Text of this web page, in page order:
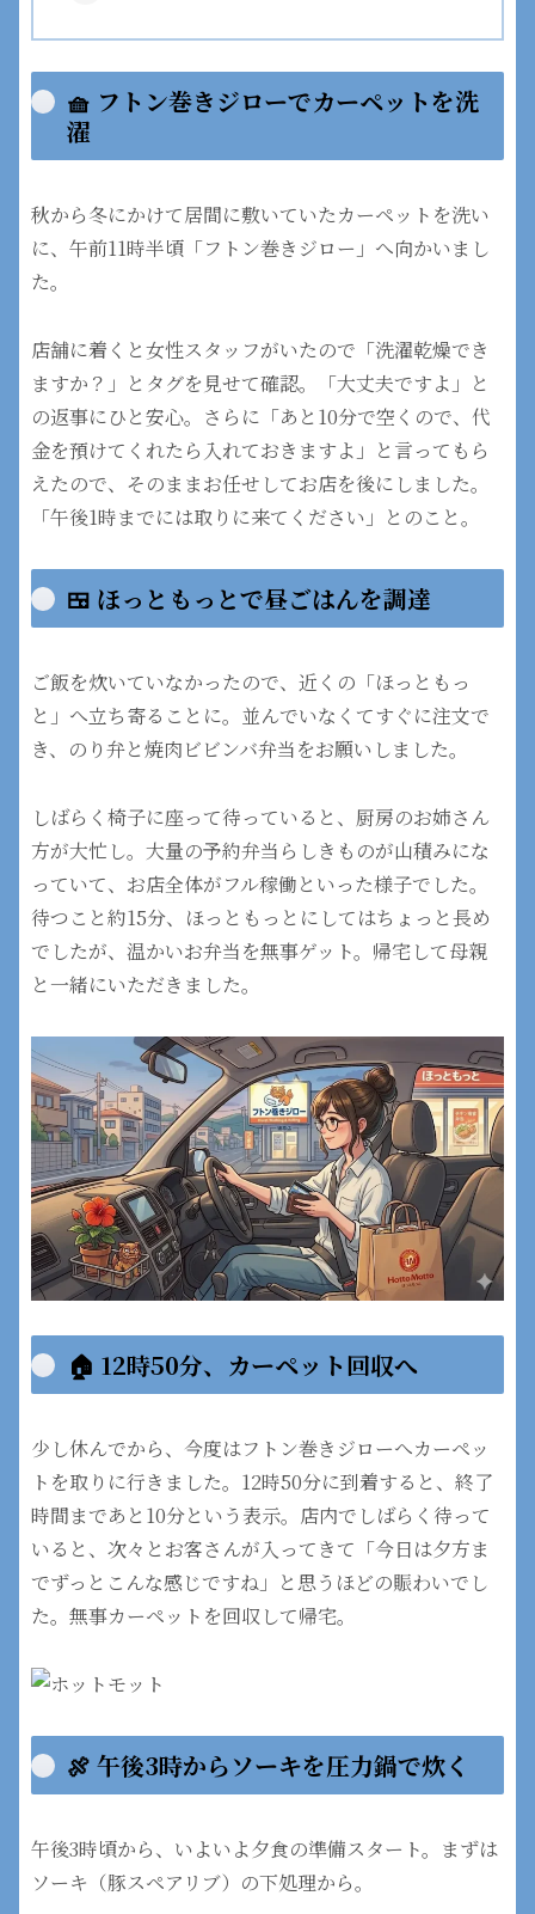
🧺 フトン巻きジローでカーペットを洗
濯
秋から冬にかけて居間に敷いていたカーペットを洗い
に、午前11時半頃「フトン巻きジロー」へ向かいまし
た。
店舗に着くと女性スタッフがいたので「洗濯乾燥でき
ますか？」とタグを見せて確認。「大丈夫ですよ」と
の返事にひと安心。さらに「あと10分で空くので、代
金を預けてくれたら入れておきますよ」と言ってもら
えたので、そのままお任せしてお店を後にしました。
「午後1時までには取りに来てください」とのこと。
🍱 ほっともっとで昼ごはんを調達
ご飯を炊いていなかったので、近くの「ほっともっ
と」へ立ち寄ることに。並んでいなくてすぐに注文で
き、のり弁と焼肉ビビンバ弁当をお願いしました。
しばらく椅子に座って待っていると、厨房のお姉さん
方が大忙し。大量の予約弁当らしきものが山積みにな
っていて、お店全体がフル稼働といった様子でした。
待つこと約15分、ほっともっとにしてはちょっと長め
でしたが、温かいお弁当を無事ゲット。帰宅して母親
と一緒にいただきました。
🏠 12時50分、カーペット回収へ
少し休んでから、今度はフトン巻きジローへカーペッ
トを取りに行きました。12時50分に到着すると、終了
時間まであと10分という表示。店内でしばらく待って
いると、次々とお客さんが入ってきて「今日は夕方ま
でずっとこんな感じですね」と思うほどの賑わいでし
た。無事カーペットを回収して帰宅。
🍖 午後3時からソーキを圧力鍋で炊く
午後3時頃から、いよいよ夕食の準備スタート。まずは
ソーキ（豚スペアリブ）の下処理から。